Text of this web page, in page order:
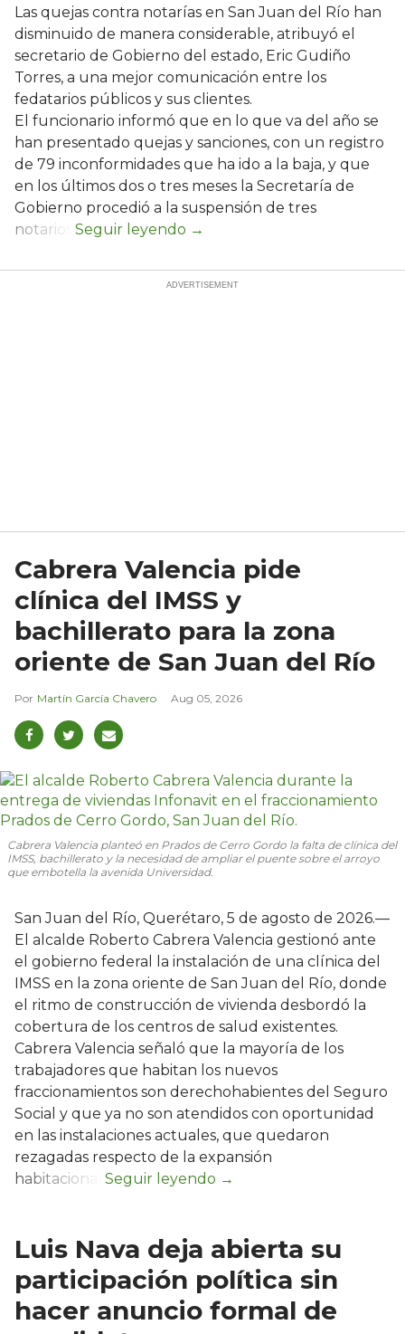
Las quejas contra notarías en San Juan del Río han
disminuido de manera considerable, atribuyó el
secretario de Gobierno del estado, Eric Gudiño
Torres, a una mejor comunicación entre los
fedatarios públicos y sus clientes.
El funcionario informó que en lo que va del año se
han presentado quejas y sanciones, con un registro
de 79 inconformidades que ha ido a la baja, y que
en los últimos dos o tres meses la Secretaría de
Gobierno procedió a la suspensión de tres
notarios.
Cabrera Valencia pide
clínica del IMSS y
bachillerato para la zona
oriente de San Juan del Río
Martín García Chavero Aug 05, 2026
Cabrera Valencia planteó en Prados de Cerro Gordo la falta de clínica del
IMSS, bachillerato y la necesidad de ampliar el puente sobre el arroyo
que embotella la avenida Universidad.
San Juan del Río, Querétaro, 5 de agosto de 2026.—
El alcalde Roberto Cabrera Valencia gestionó ante
el gobierno federal la instalación de una clínica del
IMSS en la zona oriente de San Juan del Río, donde
el ritmo de construcción de vivienda desbordó la
cobertura de los centros de salud existentes.
Cabrera Valencia señaló que la mayoría de los
trabajadores que habitan los nuevos
fraccionamientos son derechohabientes del Seguro
Social y que ya no son atendidos con oportunidad
en las instalaciones actuales, que quedaron
rezagadas respecto de la expansión
habitacional.
Luis Nava deja abierta su
participación política sin
hacer anuncio formal de